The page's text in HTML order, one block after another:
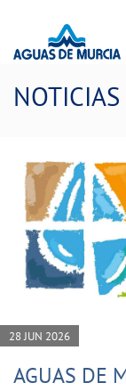
NOTICIAS
28 JUN 2026
AGUAS DE